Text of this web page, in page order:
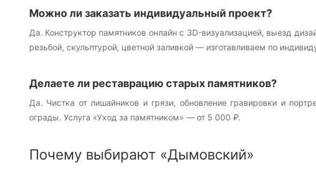
Можно ли заказать индивидуальный проект?
Да. Конструктор памятников онлайн с 3D-визуализацией, выезд
резьбой, скульптурой, цветной заливкой — изготавливаем по
Делаете ли реставрацию старых памятников?
Да. Чистка от лишайников и грязи, обновление гравировки и
ограды. Услуга «Уход за памятником» — от 5 000 ₽.
Почему выбирают «Дымовский»